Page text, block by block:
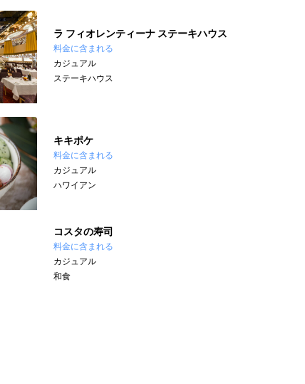
ラ フィオレンティーナ ステーキハウス
料金に含まれる
カジュアル
ステーキハウス
キキポケ
料金に含まれる
カジュアル
ハワイアン
コスタの寿司
料金に含まれる
カジュアル
和食